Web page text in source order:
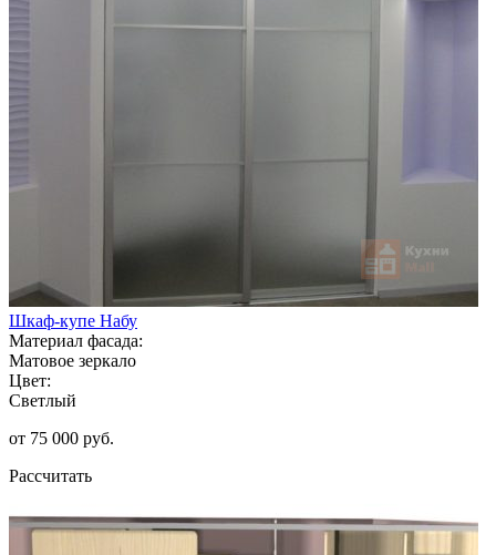
Шкаф-купе Набу
Материал фасада:
Матовое зеркало
Цвет:
Светлый
от 75 000 руб.
Рассчитать